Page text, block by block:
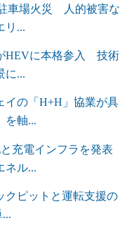
車場火災 人的被害な
リ...
HEVに本格参入 技術
に...
イの「H+H」協業が具
軸...
充電インフラを発表
ル...
クピットと運転支援の